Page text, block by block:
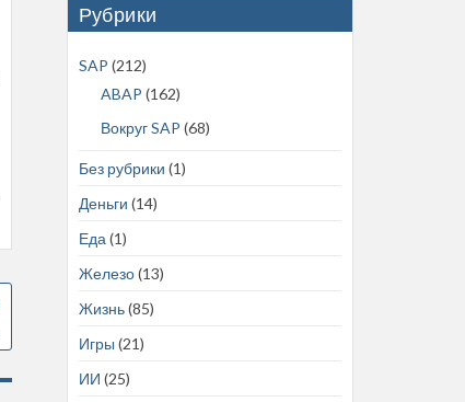
Рубрики
SAP (212)
ABAP (162)
Вокруг SAP (68)
Без рубрики (1)
Деньги (14)
Еда (1)
Железо(13)
Жизнь(85)
Игры (21)
ИИ (25)